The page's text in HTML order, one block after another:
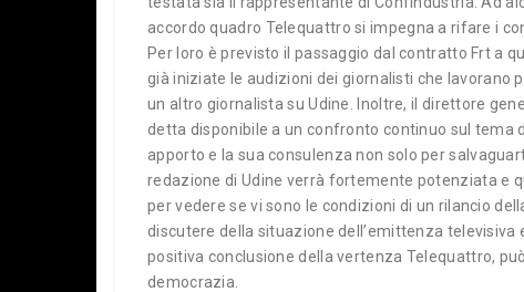
accordo quadro Telequattro si impegna a rifare i
Per loro è previsto il passaggio dal contratto Frt a
già iniziate le audizioni dei giornalisti che lavorano
un altro giornalista su Udine. Inoltre, il direttore
detta disponibile a un confronto continuo sul tema
apporto e la sua consulenza non solo per
redazione di Udine verrà fortemente potenziata e
per vedere se vi sono le condizioni di un rilancio
discutere della situazione dell’emittenza
positiva conclusione della vertenza Telequattro,
democrazia.